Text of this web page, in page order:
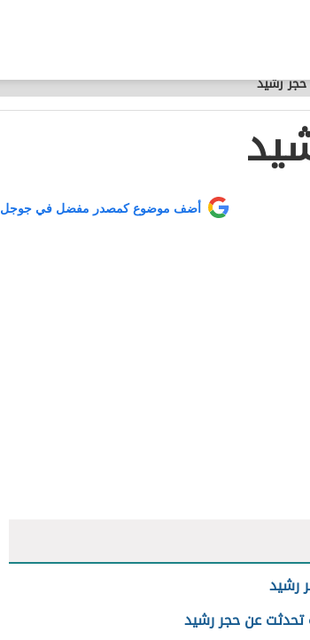
رشيد
أضف موضوع كمصدر مفضل في جوجل
رشيد
تحدثت عن حجر رشيد